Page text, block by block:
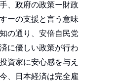
、政府の政策ー財政
ーの支援と言う意味
の通り、安倍自民党
に優しい政策が行わ
資家に安心感を与え
、日本経済は完全雇